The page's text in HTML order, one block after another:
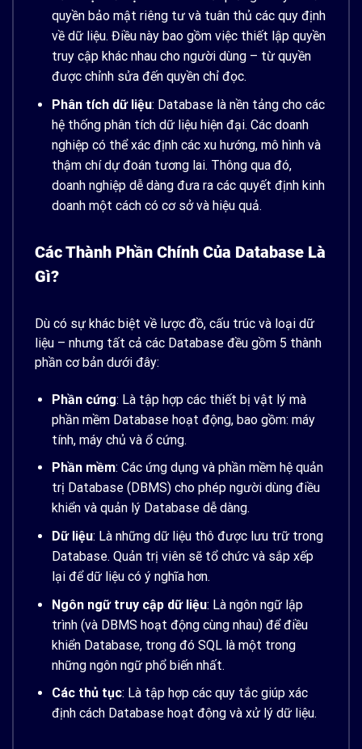
quyền bảo mật riêng tư và tuân thủ các quy định
về dữ liệu. Điều này bao gồm việc thiết lập quyền
truy cập khác nhau cho người dùng – từ quyền
được chỉnh sửa đến quyền chỉ đọc.
Phân tích dữ liệu: Database là nền tảng cho các
hệ thống phân tích dữ liệu hiện đại. Các doanh
nghiệp có thể xác định các xu hướng, mô hình và
thậm chí dự đoán tương lai. Thông qua đó,
doanh nghiệp dễ dàng đưa ra các quyết định kinh
doanh một cách có cơ sở và hiệu quả.
Các Thành Phần Chính Của Database Là
Gì?
Dù có sự khác biệt về lược đồ, cấu trúc và loại dữ
liệu – nhưng tất cả các Database đều gồm 5 thành
phần cơ bản dưới đây:
Phần cứng: Là tập hợp các thiết bị vật lý mà
phần mềm Database hoạt động, bao gồm: máy
tính, máy chủ và ổ cứng.
Phần mềm: Các ứng dụng và phần mềm hệ quản
trị Database (DBMS) cho phép người dùng điều
khiển và quản lý Database dễ dàng.
Dữ liệu: Là những dữ liệu thô được lưu trữ trong
Database. Quản trị viên sẽ tổ chức và sắp xếp
lại để dữ liệu có ý nghĩa hơn.
Ngôn ngữ truy cập dữ liệu: Là ngôn ngữ lập
trình (và DBMS hoạt động cùng nhau) để điều
khiển Database, trong đó SQL là một trong
những ngôn ngữ phổ biến nhất.
Các thủ tục: Là tập hợp các quy tắc giúp xác
định cách Database hoạt động và xử lý dữ liệu.